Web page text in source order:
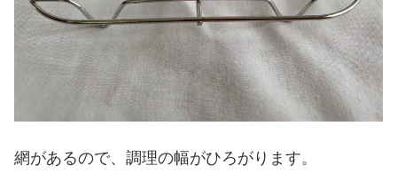
網があるので、調理の幅がひろがります。